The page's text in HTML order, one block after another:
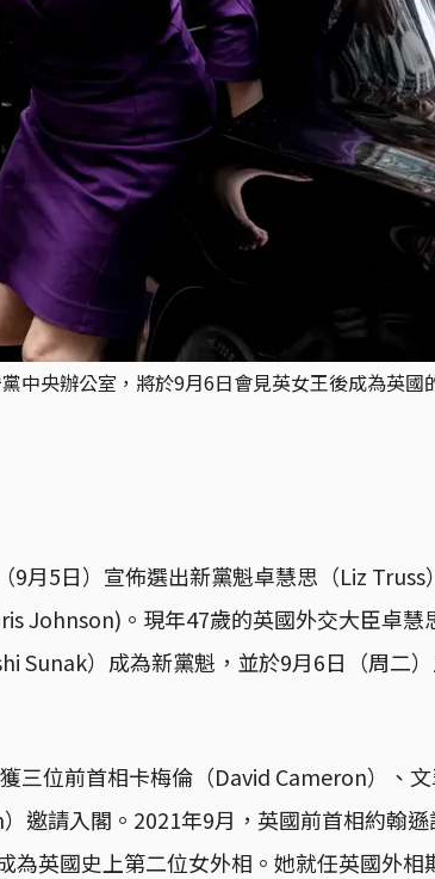
中央辦公室，將於9月6日會見英女王後成為英國
9月5日）宣佈選出新黨魁卓慧思（Liz Truss
Johnson)。現年47歲的英國外交大臣卓慧
Sunak）成為新黨魁，並於9月6日（周二
三位前首相卡梅倫（David Cameron）、
邀請入閣。2021年9月，英國前首相約翰
為英國史上第二位女外相。她就任英國外相